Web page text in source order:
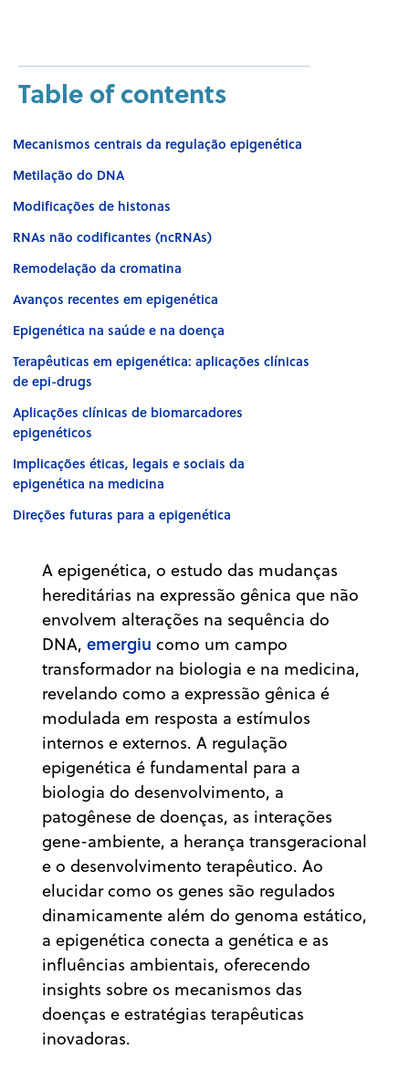
Table of contents
Mecanismos centrais da regulação epigenética
Metilação do DNA
Modificações de histonas
RNAs não codificantes (ncRNAs)
Remodelação da cromatina
Avanços recentes em epigenética
Epigenética na saúde e na doença
Terapêuticas em epigenética: aplicações clínicas
de epi-drugs
Aplicações clínicas de biomarcadores
epigenéticos
Implicações éticas, legais e sociais da
epigenética na medicina
Direções futuras para a epigenética
A epigenética, o estudo das mudanças
hereditárias na expressão gênica que não
envolvem alterações na sequência do
DNA, emergiu como um campo
transformador na biologia e na medicina,
revelando como a expressão gênica é
modulada em resposta a estímulos
internos e externos. A regulação
epigenética é fundamental para a
biologia do desenvolvimento, a
patogênese de doenças, as interações
gene-ambiente, a herança transgeracional
e o desenvolvimento terapêutico. Ao
elucidar como os genes são regulados
dinamicamente além do genoma estático,
a epigenética conecta a genética e as
influências ambientais, oferecendo
insights sobre os mecanismos das
doenças e estratégias terapêuticas
inovadoras.